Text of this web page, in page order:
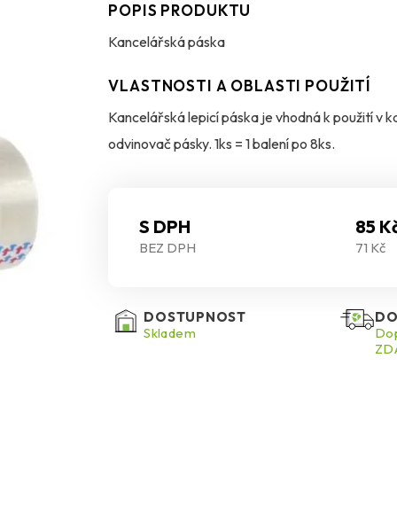
POPIS PRODUKTU
Kancelářská páska
VLASTNOSTI A OBLASTI POUŽITÍ
Kancelářská lepicí páska je vhodná k použití v
odvinovač pásky. 1ks = 1 balení po 8ks.
S DPH 85
BEZ DPH 71 Kč
DOSTUPNOST
Skladem